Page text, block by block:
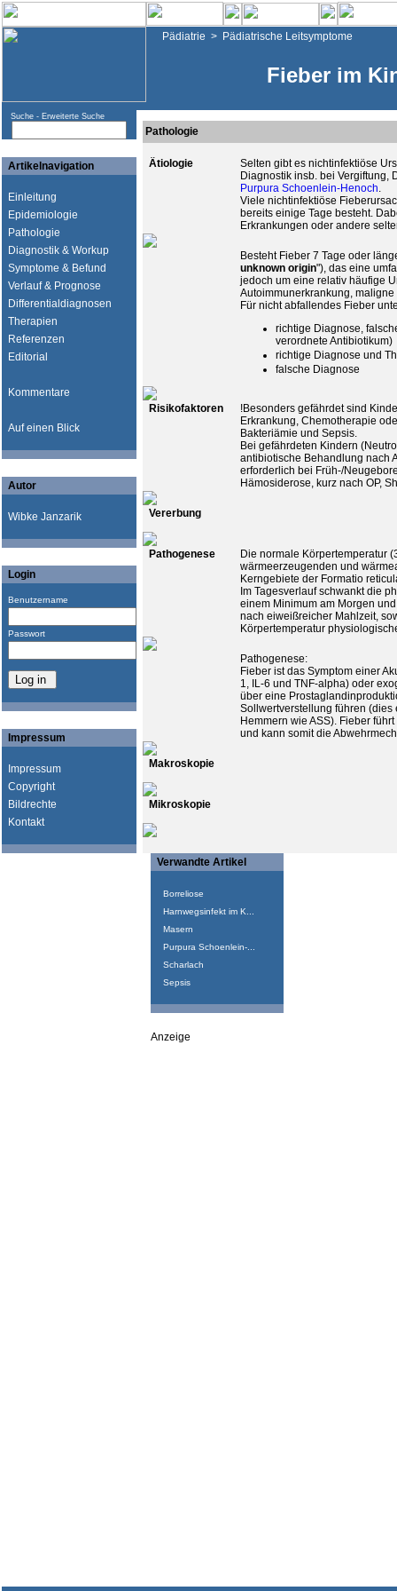
Pädiatrie > Pädiatrische Leitsymptome
Fieber im
Suche - Erweiterte Suche
Artikelnavigation
Einleitung
Epidemiologie
Pathologie
Diagnostik & Workup
Symptome & Befund
Verlauf & Prognose
Differentialdiagnosen
Therapien
Referenzen
Editorial
Kommentare
Auf einen Blick
Autor
Wibke Janzarik
Login
Benutzername
Passwort
Impressum
Impressum
Copyright
Bildrechte
Kontakt
Pathologie
Ätiologie
Selten gibt es nichtinfektiöse
Diagnostik insb. bei Vergiftung,
Purpura Schoenlein-Henoch.
Viele nichtinfektiöse
bereits einige Tage besteht.
Erkrankungen oder andere
Besteht Fieber 7 Tage oder
unknown origin"), das eine
jedoch um eine relativ häufige
Autoimmunerkrankung, maligne
Für nicht abfallendes Fieber
richtige Diagnose,
verordnete Antibiotikum)
richtige Diagnose und
falsche Diagnose
Risikofaktoren
!Besonders gefährdet sind
Erkrankung, Chemotherapie
Bakteriämie und Sepsis.
Bei gefährdeten Kindern
antibiotische Behandlung nach
erforderlich bei Früh-/
Hämosiderose, kurz nach OP,
Vererbung
Pathogenese
Die normale Körpertemperatur
wärmeerzeugenden und
Kerngebiete der Formatio
Im Tagesverlauf schwankt die
einem Minimum am Morgen
nach eiweißreicher Mahlzeit,
Körpertemperatur
Pathogenese:
Fieber ist das Symptom einer
1, IL-6 und TNF-alpha) oder
über eine
Sollwertverstellung führen (dies
Hemmern wie ASS). Fieber
und kann somit die
Makroskopie
Mikroskopie
Verwandte Artikel
Borreliose
Harnwegsinfekt im K...
Masern
Purpura Schoenlein-...
Scharlach
Sepsis
Anzeige